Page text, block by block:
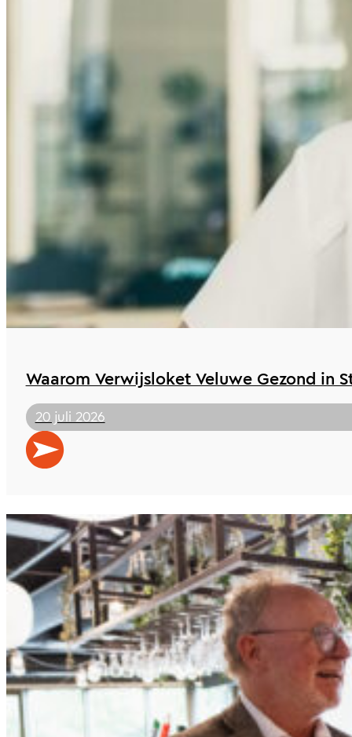
Waarom Verwijsloket Veluwe Gezond in
20 juli 2026